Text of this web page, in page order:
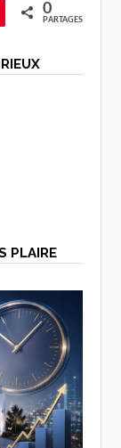
Épingle 0
PARTAGES
PLAIRE